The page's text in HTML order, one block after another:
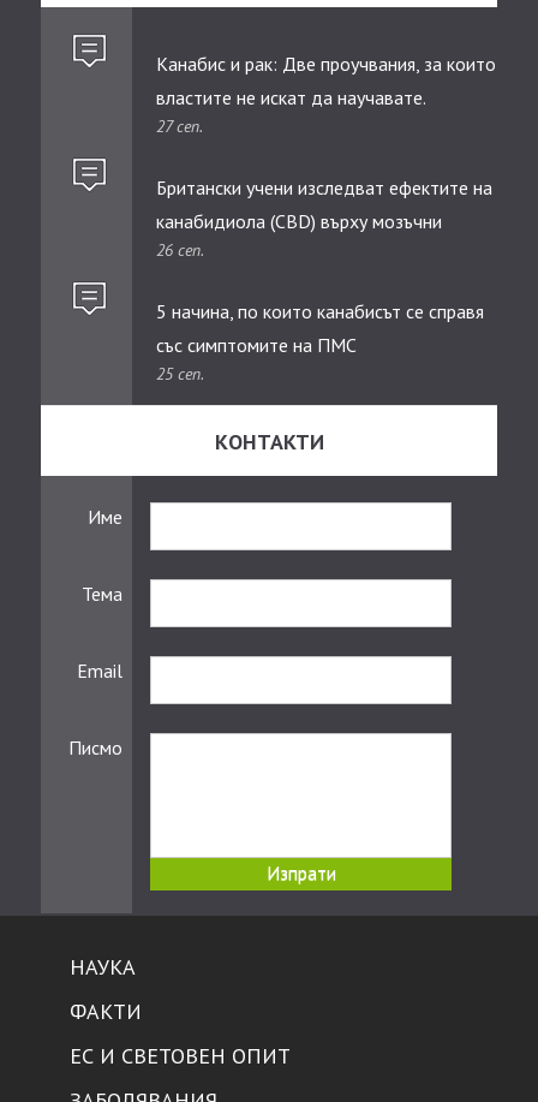
Канабис и рак: Две проучвания, за които
властите не искат да научавате.
27 сеп.
Британски учени изследват ефектите на
канабидиолa (CBD) върху мозъчни
тумори при деца
26 сеп.
5 начина, по които канабисът се справя
със симптомите на ПМС
25 сеп.
КОНТАКТИ
Име
Тема
Email
Писмо
НАУКА
ФАКТИ
ЕС И СВЕТОВЕН ОПИТ